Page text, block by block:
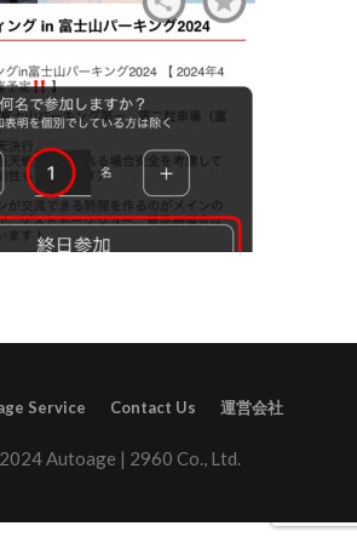
Service Contact Us 運営会社
Autoage | 2960 Co., Ltd.